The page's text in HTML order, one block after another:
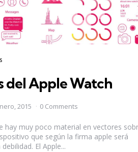
del Apple Watch
2015 0 Comments
hay muy poco material en vectores
que según la firma apple será
El Apple...